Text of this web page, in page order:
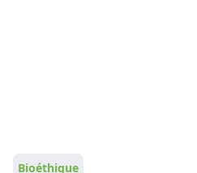
Bioéthique